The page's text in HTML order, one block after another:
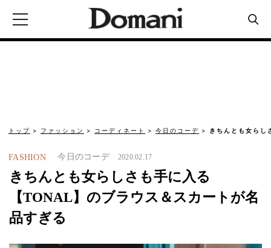
トップ ファッション コーディネート 今日のコーデ きちんとも女ら
FASHION 今日のコーデ 2020.02.17
きちんとも女らしさも手に入る
【TONAL】のブラウス＆スカートが名
品すぎる